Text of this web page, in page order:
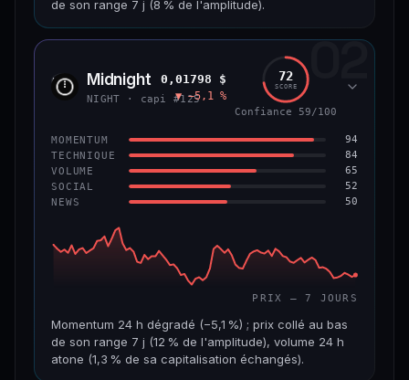
CONFIANCE
de son range 7 j (8 % de l'amplitude).
CAP. MARCHÉ VOLUME 24 H
VAR. 7 J VAR. 30 J
−16,9 %
VS ATH
−80,6 %
CONFIANCE 65/100
02
NIGH Midnight
NIGHT · capi #125
0,01798 $
▼ −5,1 %
72
SCORE
Confiance 59/100
MOMENTUM 94
TECHNIQUE 84
VOLUME 65
SOCIAL 52
NEWS 50
PRIX — 7 JOURS
Momentum 24 h dégradé (−5,1 %) ; prix collé au bas
de son range 7 j (12 % de l'amplitude), volume 24 h
atone (1,3 % de sa capitalisation échangés).